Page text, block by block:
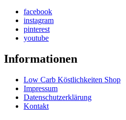
facebook
instagram
pinterest
youtube
Informationen
Low Carb Köstlichkeiten Shop
Impressum
Datenschutzerklärung
Kontakt